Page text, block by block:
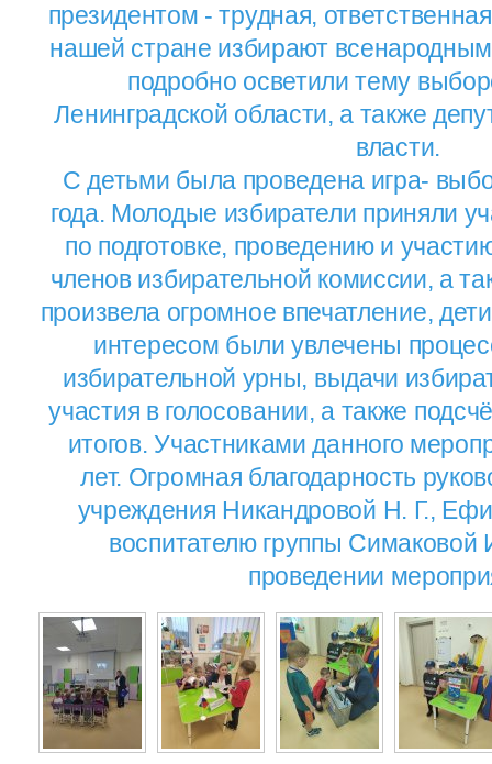
президентом - трудная,
нашей стране избирают
подробно осветили тему
Ленинградской области, а также
власти.
С детьми была проведена игра-
года. Молодые избиратели приняли
по подготовке, проведению и
членов избирательной комиссии, а
произвела огромное впечатление,
интересом были увлечены
избирательной урны, выдачи
участия в голосовании, а также
итогов. Участниками данного
лет. Огромная благодарность
учреждения Никандровой Н. Г.,
воспитателю группы
проведении